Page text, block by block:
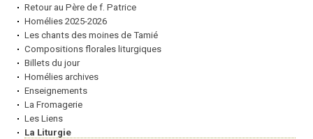
Retour au Père de f. Patrice
Homélies 2025-2026
Les chants des moines de Tamié
Compositions florales liturgiques
Billets du jour
Homélies archives
Enseignements
La Fromagerie
Les Liens
La Liturgie